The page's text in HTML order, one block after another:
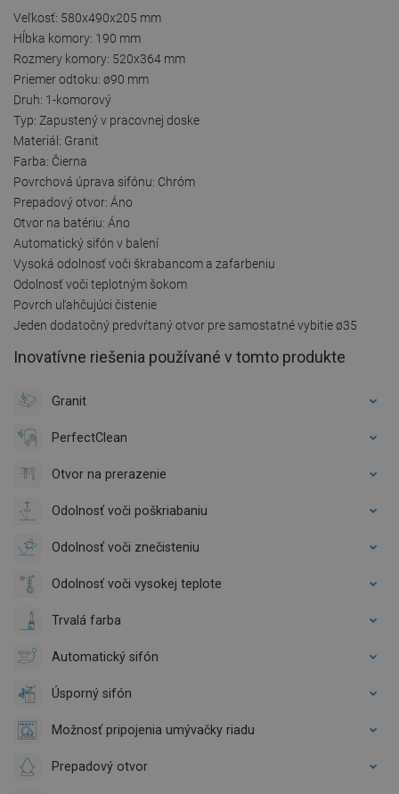
Veľkosť: 580x490x205 mm
Hĺbka komory: 190 mm
Rozmery komory: 520x364 mm
Priemer odtoku: ø90 mm
Druh: 1-komorový
Typ: Zapustený v pracovnej doske
Materiál: Granit
Farba: Čierna
Povrchová úprava sifónu: Chróm
Prepadový otvor: Áno
Otvor na batériu: Áno
Automatický sifón v balení
Vysoká odolnosť voči škrabancom a zafarbeniu
Odolnosť voči teplotným šokom
Povrch uľahčujúci čistenie
Jeden dodatočný predvŕtaný otvor pre samostatné vybitie ø35
Inovatívne riešenia používané v tomto produkte
Granit
PerfectClean
Otvor na prerazenie
Odolnosť voči poškriabaniu
Odolnosť voči znečisteniu
Odolnosť voči vysokej teplote
Trvalá farba
Automatický sifón
Úsporný sifón
Možnosť pripojenia umývačky riadu
Prepadový otvor